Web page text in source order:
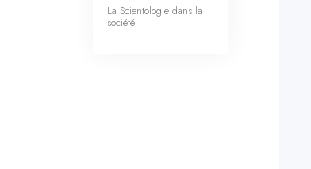
La Scientologie dans la
société